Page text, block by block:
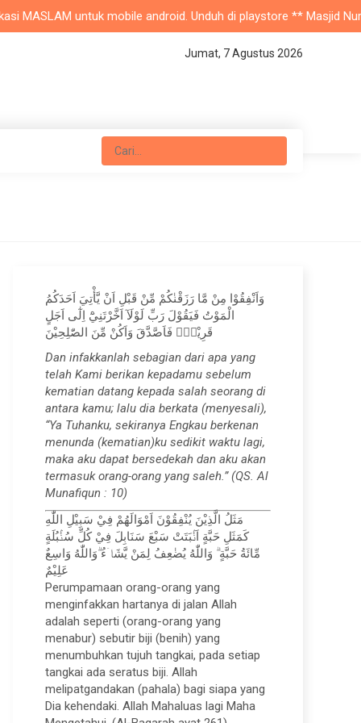
untuk mobile android. Unduh di playstore ** Masjid Nurul
Jumat, 7 Agustus 2026
وَاَنْفِقُوْا مِنْ مَّا رَزَقْنٰكُمْ مِّنْ قَبْلِ اَنْ يَّأْتِيَ اَحَدَكُمُ
الْمَوْتُ فَيَقُوْلَ رَبِّ لَوْلَآ اَخَّرْتَنِيْٓ اِلٰٓى اَجَلٍ
قَرِيْبٍۚ فَاَصَّدَّقَ وَاَكُنْ مِّنَ الصّٰلِحِيْنَ
Dan infakkanlah sebagian dari apa yang
telah Kami berikan kepadamu sebelum
kematian datang kepada salah seorang di
antara kamu; lalu dia berkata (menyesali),
“Ya Tuhanku, sekiranya Engkau berkenan
menunda (kematian)ku sedikit waktu lagi,
maka aku dapat bersedekah dan aku akan
termasuk orang-orang yang saleh.” (QS. Al
Munafiqun : 10)
مَثَلُ الَّذِيْنَ يُنْفِقُوْنَ اَمْوَالَهُمْ فِيْ سَبِيْلِ اللّٰهِ
كَمَثَلِ حَبَّةٍ اَنْۢبَتَتْ سَبْعَ سَنَابِلَ فِيْ كُلِّ سُنْۢبُلَةٍ
مِّائَةُ حَبَّةٍ ۗ وَاللّٰهُ يُضٰعِفُ لِمَنْ يَّشَاۤءُ ۗوَاللّٰهُ وَاسِعٌ
عَلِيْمٌ
Perumpamaan orang-orang yang
menginfakkan hartanya di jalan Allah
adalah seperti (orang-orang yang
menabur) sebutir biji (benih) yang
menumbuhkan tujuh tangkai, pada setiap
tangkai ada seratus biji. Allah
melipatgandakan (pahala) bagi siapa yang
Dia kehendaki. Allah Mahaluas lagi Maha